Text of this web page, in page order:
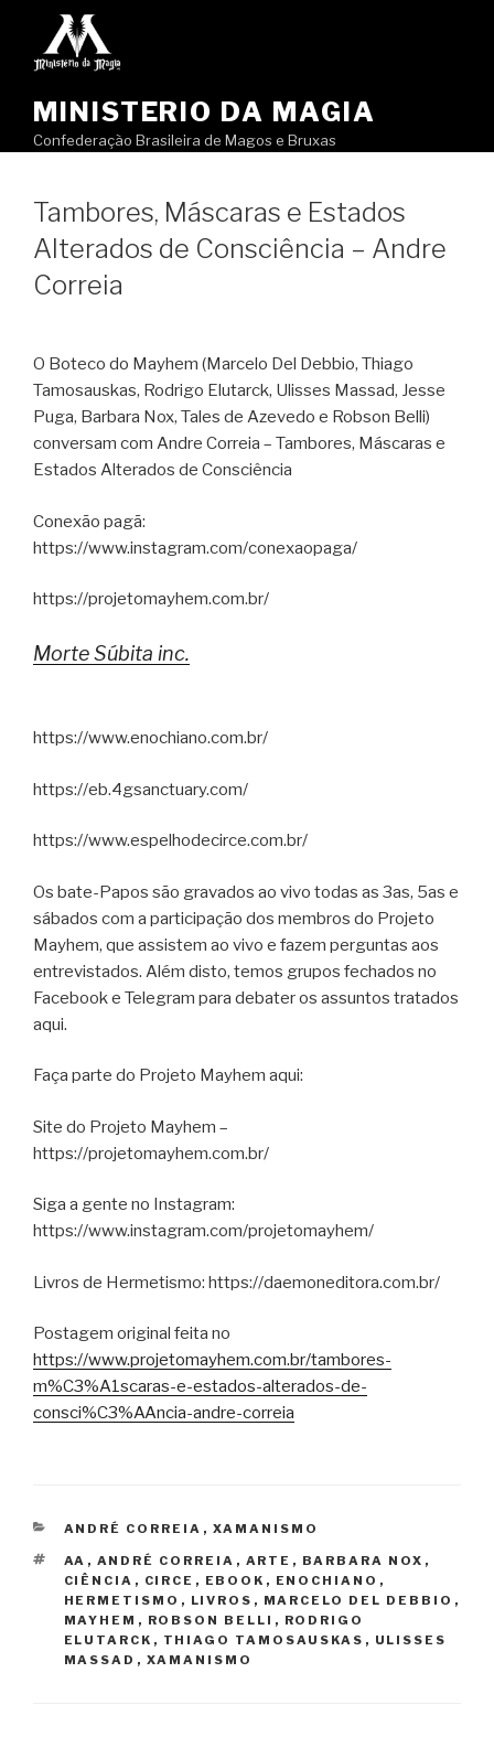
MINISTERIO DA MAGIA
Confederação Brasileira de Magos e Bruxas
Tambores, Máscaras e Estados
Alterados de Consciência – Andre
Correia
O Boteco do Mayhem (Marcelo Del Debbio, Thiago
Tamosauskas, Rodrigo Elutarck, Ulisses Massad, Jesse
Puga, Barbara Nox, Tales de Azevedo e Robson Belli)
conversam com Andre Correia – Tambores, Máscaras e
Estados Alterados de Consciência
Conexão pagã:
https://www.instagram.com/conexaopaga/
https://projetomayhem.com.br/
Morte Súbita inc.
https://www.enochiano.com.br/
https://eb.4gsanctuary.com/
https://www.espelhodecirce.com.br/
Os bate-Papos são gravados ao vivo todas as 3as, 5as e
sábados com a participação dos membros do Projeto
Mayhem, que assistem ao vivo e fazem perguntas aos
entrevistados. Além disto, temos grupos fechados no
Facebook e Telegram para debater os assuntos tratados
aqui.
Faça parte do Projeto Mayhem aqui:
Site do Projeto Mayhem –
https://projetomayhem.com.br/
Siga a gente no Instagram:
https://www.instagram.com/projetomayhem/
Livros de Hermetismo: https://daemoneditora.com.br/
Postagem original feita no
https://www.projetomayhem.com.br/tambores-
m%C3%A1scaras-e-estados-alterados-de-
consci%C3%AAncia-andre-correia
CATEGORIAS
ANDRÉ CORREIA , XAMANISMO
TAGS
AA , ANDRÉ CORREIA , ARTE , BARBARA NOX ,
CIÊNCIA , CIRCE , EBOOK , ENOCHIANO ,
HERMETISMO , LIVROS , MARCELO DEL DEBBIO ,
MAYHEM , ROBSON BELLI , RODRIGO
ELUTARCK , THIAGO TAMOSAUSKAS , ULISSES
MASSAD , XAMANISMO